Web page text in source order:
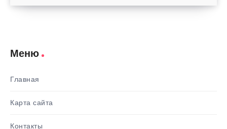
Меню
Главная
Карта сайта
Контакты